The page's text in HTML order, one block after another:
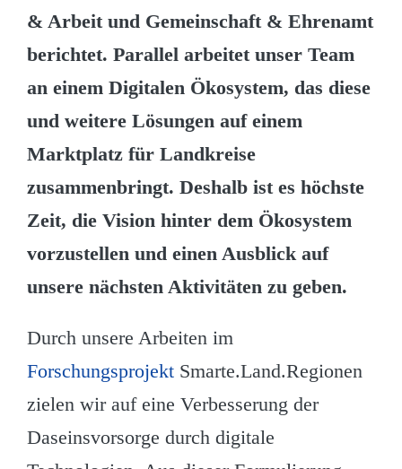
& Arbeit und Gemeinschaft & Ehrenamt
berichtet. Parallel arbeitet unser Team
an einem Digitalen Ökosystem, das diese
und weitere Lösungen auf einem
Marktplatz für Landkreise
zusammenbringt. Deshalb ist es höchste
Zeit, die Vision hinter dem Ökosystem
vorzustellen und einen Ausblick auf
unsere nächsten Aktivitäten zu geben.
Durch unsere Arbeiten im
Forschungsprojekt Smarte.Land.Regionen
zielen wir auf eine Verbesserung der
Daseinsvorsorge durch digitale